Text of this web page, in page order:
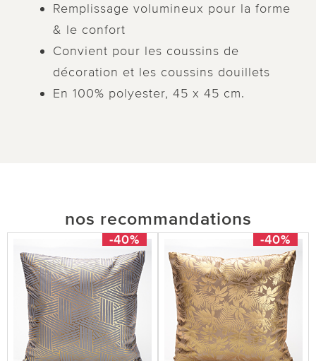
Remplissage volumineux pour la forme
& le confort
Convient pour les coussins de
décoration et les coussins douillets
En 100% polyester, 45 x 45 cm.
nos recommandations
-40% -40%